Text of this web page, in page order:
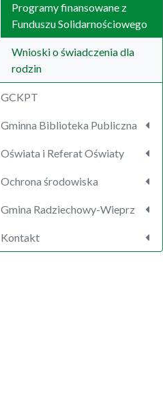
Programy finansowane z
Funduszu Solidarnościowego
Wnioski o świadczenia dla
rodzin
GCKPT
Gminna Biblioteka Publiczna
Oświata i Referat Oświaty
Ochrona środowiska
Gmina Radziechowy-Wieprz
Kontakt